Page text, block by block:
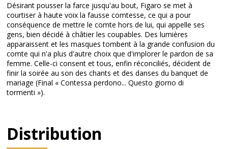
Désirant pousser la farce jusqu'au bout, Figaro se met à
courtiser à haute voix la fausse comtesse, ce qui a pour
conséquence de mettre le comte hors de lui, qui appelle ses
gens, bien décidé à châtier les coupables. Des lumières
apparaissent et les masques tombent à la grande confusion du
comte qui n'a plus d'autre choix que d'implorer le pardon de sa
femme. Celle-ci consent et tous, enfin réconciliés, décident de
finir la soirée au son des chants et des danses du banquet de
mariage (Final « Contessa perdono... Questo giorno di
tormenti »).
Distribution